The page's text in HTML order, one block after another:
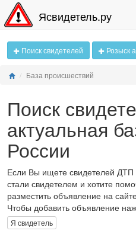
Ясвидетель.ру
Поиск свидетелей Розыск
База происшествий
Поиск
актуальная
России
Если Вы ищете свидетелей
стали свидетелем и хотите
разместить объявление на
Чтобы добавить объявление
Я свидетель